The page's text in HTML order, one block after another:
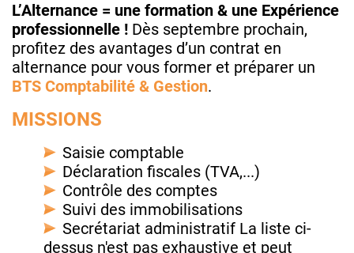
L’Alternance = une formation & une Expérience
professionnelle ! Dès septembre prochain,
profitez des avantages d’un contrat en
alternance pour vous former et préparer un
BTS Comptabilité & Gestion.
MISSIONS
Saisie comptable
Déclaration fiscales (TVA,...)
Contrôle des comptes
Suivi des immobilisations
Secrétariat administratif La liste ci-
dessus n'est pas exhaustive et peut